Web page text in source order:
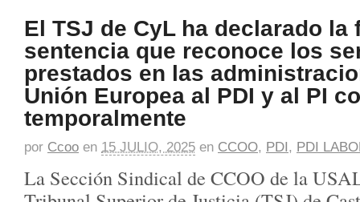
El TSJ de CyL ha declarado la
sentencia que reconoce los
prestados en las
Unión Europea al PDI y al PI
temporalmente
por Ccoo en 15 JULIO, 2025 en CCOO, PDI, PDI
La Sección Sindical de CCOO de la